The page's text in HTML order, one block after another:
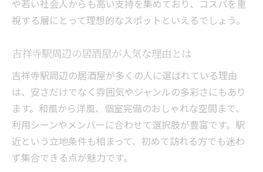
居酒屋でプライベートを楽しむポイント
個室付き居酒屋で落ち着いた宴会を実現
居酒屋の個室予約で失敗しない選び方
美味しい料理が光る吉祥寺駅付近
吉祥寺居酒屋で味わう絶品料理の魅力
駅近居酒屋で楽しむ美味しいグルメ体験
居酒屋選びで重視したい料理のポイント
や若い社会人からも高い支持を集めており、コスパを重
視する層にとって理想的なスポットといえるでしょう。
吉祥寺駅周辺の居酒屋が人気な理由とは
吉祥寺駅周辺の居酒屋が多くの人に選ばれている理由
は、安さだけでなく雰囲気やジャンルの多彩さにもあり
ます。和風から洋風、個室完備のおしゃれな空間まで、
利用シーンやメンバーに合わせて選択肢が豊富です。駅
近という立地条件も相まって、初めて訪れる方でも迷わ
ず集合できる点が魅力です。